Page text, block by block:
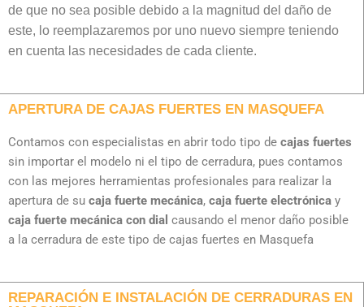
de que no sea posible debido a la magnitud del daño de
este, lo reemplazaremos por uno nuevo siempre teniendo
en cuenta las necesidades de cada cliente.
APERTURA DE CAJAS FUERTES EN MASQUEFA
Contamos con especialistas en abrir todo tipo de cajas fuertes
sin importar el modelo ni el tipo de cerradura, pues contamos
con las mejores herramientas profesionales para realizar la
apertura de su caja fuerte mecánica, caja fuerte electrónica y
caja fuerte mecánica con dial causando el menor daño posible
a la cerradura de este tipo de cajas fuertes en Masquefa
REPARACIÓN E INSTALACIÓN DE CERRADURAS EN